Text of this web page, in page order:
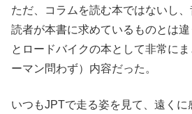
ただ、コラムを読む本ではないし
読者が本書に求めているものとは
とロードバイクの本として非常に
ーマン問わず）内容だった。
いつもJPTで走る姿を見て、遠く